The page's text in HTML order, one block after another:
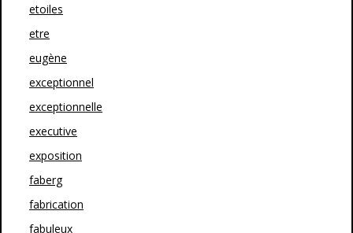
etoiles
etre
eugène
exceptionnel
exceptionnelle
executive
exposition
faberg
fabrication
fabuleux